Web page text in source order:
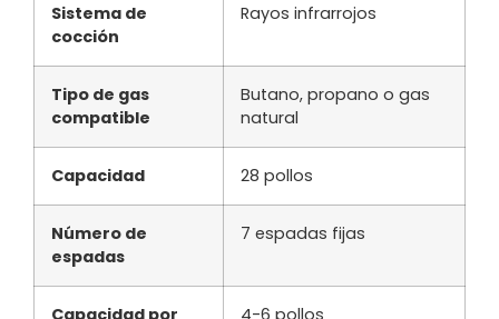
Sistema de
cocción
Rayos infrarrojos
Tipo de gas
compatible
Butano, propano o gas
natural
Capacidad 28 pollos
Número de
espadas
7 espadas fijas
Capacidad por 4-6 pollos